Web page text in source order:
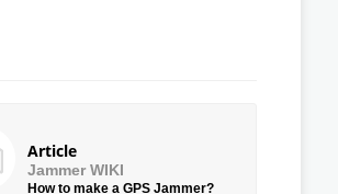
Article
Jammer WIKI
How to make a GPS Jammer?